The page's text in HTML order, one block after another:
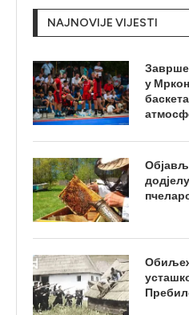
NAJNOVIJE VIJESTI
у